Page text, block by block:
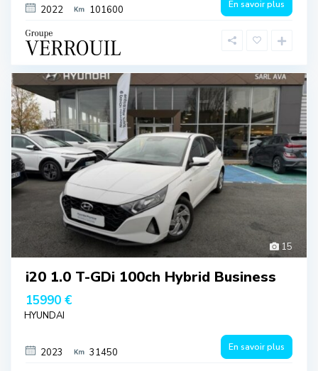
2022 101600 En savoir plus
15
i20 1.0 T-GDi 100ch Hybrid Business
15990 €
HYUNDAI
2023 31450 En savoir plus